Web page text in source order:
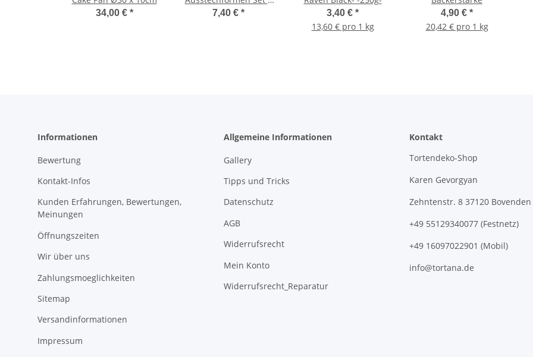
34,00 € *
Teilig
7,40 € * 3,40 € *
13,60 € pro 1 kg
4,90 € *
20,42 € pro 1 kg
Informationen
Bewertung
Kontakt-Infos
Kunden Erfahrungen, Bewertungen,
Meinungen
Öffnungszeiten
Wir über uns
Zahlungsmoeglichkeiten
Sitemap
Versandinformationen
Impressum
Allgemeine Informationen
Gallery
Tipps und Tricks
Datenschutz
AGB
Widerrufsrecht
Mein Konto
Widerrufsrecht_Reparatur
Kontakt
Tortendeko-Shop
Karen Gevorgyan
Zehntenstr. 8 37120 Bovenden
+49 55129340077 (Festnetz)
+49 16097022901 (Mobil)
info@tortana.de